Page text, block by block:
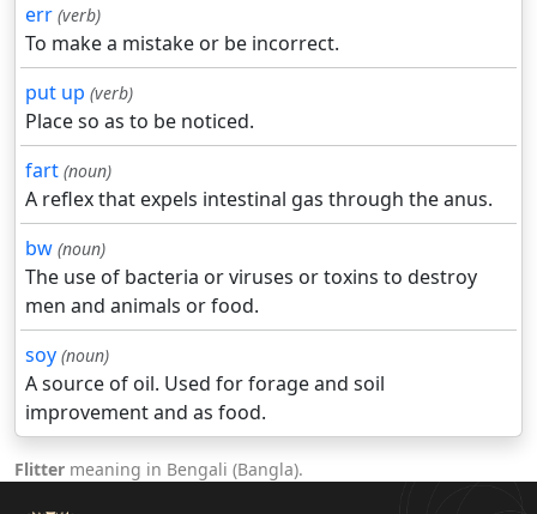
err (verb)
To make a mistake or be incorrect.
put up (verb)
Place so as to be noticed.
fart (noun)
A reflex that expels intestinal gas through the anus.
bw (noun)
The use of bacteria or viruses or toxins to destroy
men and animals or food.
soy (noun)
A source of oil. Used for forage and soil
improvement and as food.
Flitter meaning in Bengali (Bangla).